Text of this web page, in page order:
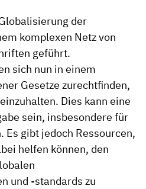
der
komplexen Netz von
geführt.
sich nun in einem
Gesetze zurechtfinden,
Dies kann eine
sein, insbesondere für
Es gibt jedoch Ressourcen,
helfen können, den
und -standards zu